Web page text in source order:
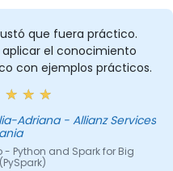
que fuera práctico.
el conocimiento
con ejemplos prácticos.
Adriana - Allianz Services
- Python and Spark for Big